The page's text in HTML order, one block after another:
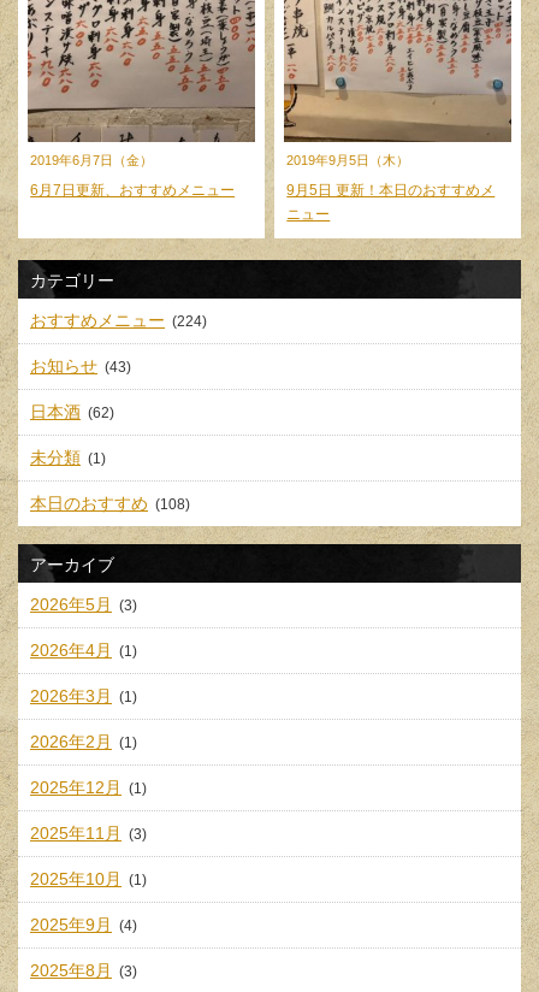
2019年6月7日（金）
6月7日更新、おすすめメニュー
2019年9月5日（木）
9月5日 更新！本日のおすすめメ
ニュー
カテゴリー
おすすめメニュー (224)
お知らせ (43)
日本酒 (62)
未分類 (1)
本日のおすすめ (108)
アーカイブ
2026年5月 (3)
2026年4月 (1)
2026年3月 (1)
2026年2月 (1)
2025年12月 (1)
2025年11月 (3)
2025年10月 (1)
2025年9月 (4)
2025年8月 (3)